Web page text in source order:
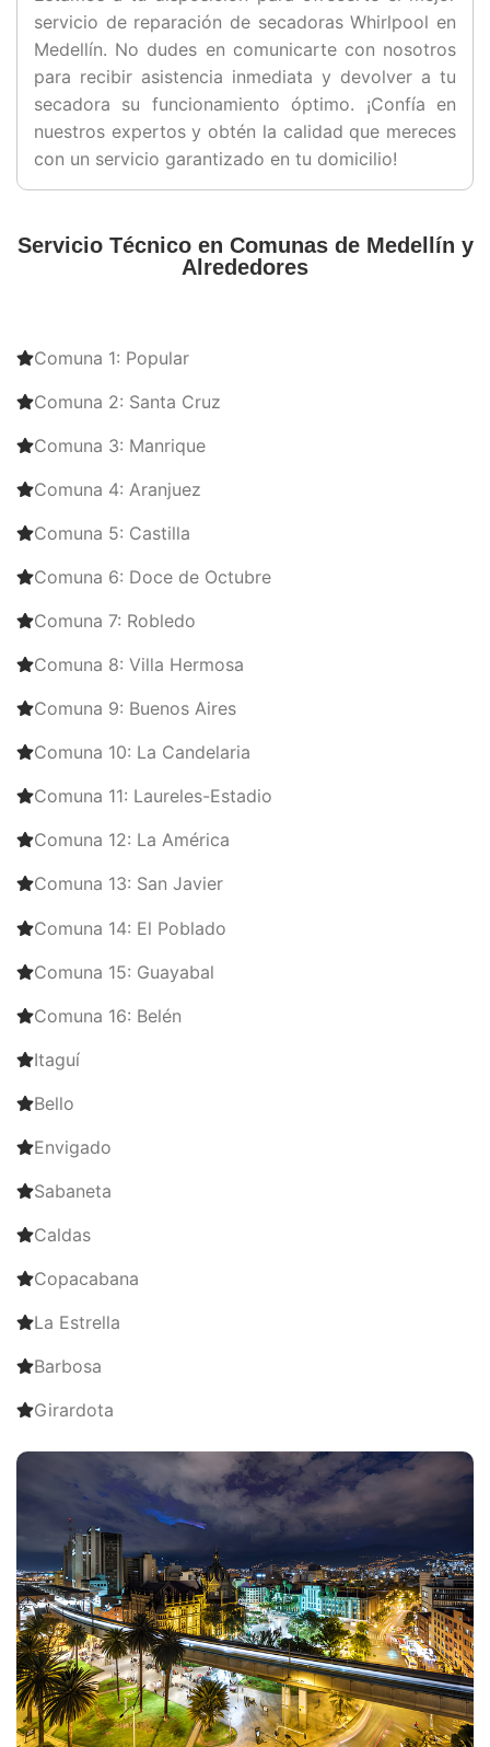
servicio de reparación de secadoras Whirlpool en
Medellín. No dudes en comunicarte con nosotros
para recibir asistencia inmediata y devolver a tu
secadora su funcionamiento óptimo. ¡Confía en
nuestros expertos y obtén la calidad que mereces
con un servicio garantizado en tu domicilio!
Servicio Técnico en Comunas de Medellín y
Alrededores
Comuna 1: Popular
Comuna 2: Santa Cruz
Comuna 3: Manrique
Comuna 4: Aranjuez
Comuna 5: Castilla
Comuna 6: Doce de Octubre
Comuna 7: Robledo
Comuna 8: Villa Hermosa
Comuna 9: Buenos Aires
Comuna 10: La Candelaria
Comuna 11: Laureles-Estadio
Comuna 12: La América
Comuna 13: San Javier
Comuna 14: El Poblado
Comuna 15: Guayabal
Comuna 16: Belén
Itaguí
Bello
Envigado
Sabaneta
Caldas
Copacabana
La Estrella
Barbosa
Girardota